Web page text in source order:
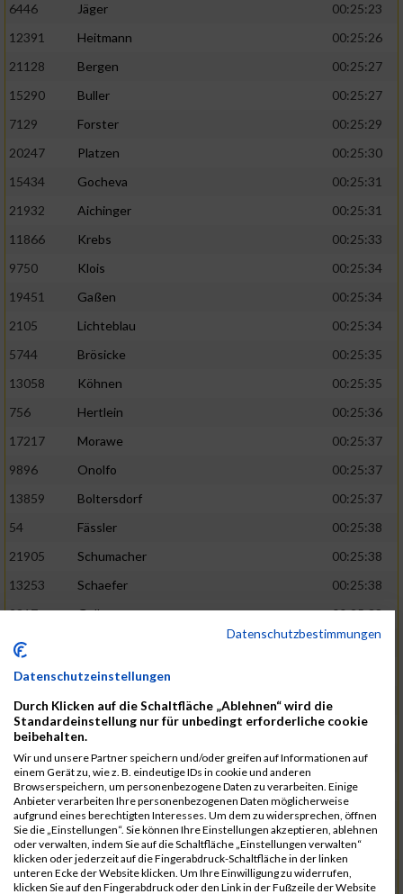
6446
Jäger
00:25:23
12391
Heitmann
00:25:26
21128
Bergen
00:25:27
15290
Buller
00:25:27
7129
Forster
00:25:29
20247
Platzen
00:25:30
15434
Gocheva
00:25:31
21932
Aichinger
00:25:31
11866
Krebs
00:25:33
9750
Klois
00:25:34
19451
Gaßen
00:25:34
2105
Lichteblau
00:25:34
5744
Brösicke
00:25:35
13058
Köhnen
00:25:35
756
Hertlein
00:25:36
17217
Morawe
00:25:37
9896
Onolfo
00:25:37
13859
Boltersdorf
00:25:37
54
Fässler
00:25:38
21905
Schumacher
00:25:38
13253
Schaefer
00:25:38
2317
Golbar
00:25:38
5561
00:25:38
12006
Laudien
9273
Nicotra
7717
Lades
00:25:38
15581
Adamczak
00:25:38
3162
Heilig
00:25:39
3107
Schork
00:25:40
5888
Regneri
00:25:41
8971
Bien 00:25:42
Datenschutzbestimmungen
Datenschutzeinstellungen
Durch Klicken auf die Schaltfläche „Ablehnen“ wird die
Standardeinstellung nur für unbedingt erforderliche cookie
beibehalten.
Wir und unsere Partner speichern und/oder greifen auf Informationen auf
einem Gerät zu, wie z. B. eindeutige IDs in cookie und anderen
Browserspeichern, um personenbezogene Daten zu verarbeiten. Einige
Anbieter verarbeiten Ihre personenbezogenen Daten möglicherweise
aufgrund eines berechtigten Interesses. Um dem zu widersprechen, öffnen
Sie die „Einstellungen“. Sie können Ihre Einstellungen akzeptieren, ablehnen
oder verwalten, indem Sie auf die Schaltfläche „Einstellungen verwalten“
klicken oder jederzeit auf die Fingerabdruck-Schaltfläche in der linken
unteren Ecke der Website klicken. Um Ihre Einwilligung zu widerrufen,
klicken Sie auf den Fingerabdruck oder den Link in der Fußzeile der Website